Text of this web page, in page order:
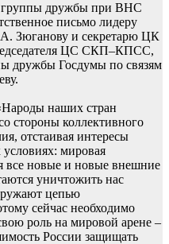
группы дружбы при ВНС
письмо лидеру
Зюганову и секретарю ЦК
ЦС СКП–КПСС,
дружбы Госдумы по связям
наших стран
стороны коллективного
отстаивая интересы
мировая
все новые и новые внешние
уничтожить нас
цепью
сейчас необходимо
роль на мировой арене –
России защищать